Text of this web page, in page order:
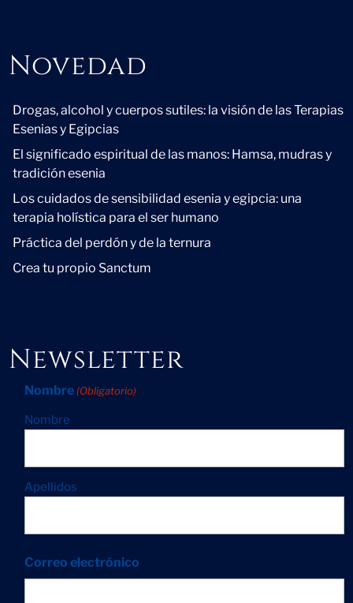
Novedad
Drogas, alcohol y cuerpos sutiles: la visión de las Terapias
Esenias y Egipcias
El significado espiritual de las manos: Hamsa, mudras y
tradición esenia
Los cuidados de sensibilidad esenia y egipcia: una
terapia holística para el ser humano
Práctica del perdón y de la ternura
Crea tu propio Sanctum
Newsletter
Nombre (Obligatorio)
Nombre
Apellidos
Correo electrónico